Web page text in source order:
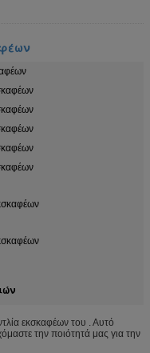
εκσκαφέων του . Αυτό
την ποιότητά μας για την